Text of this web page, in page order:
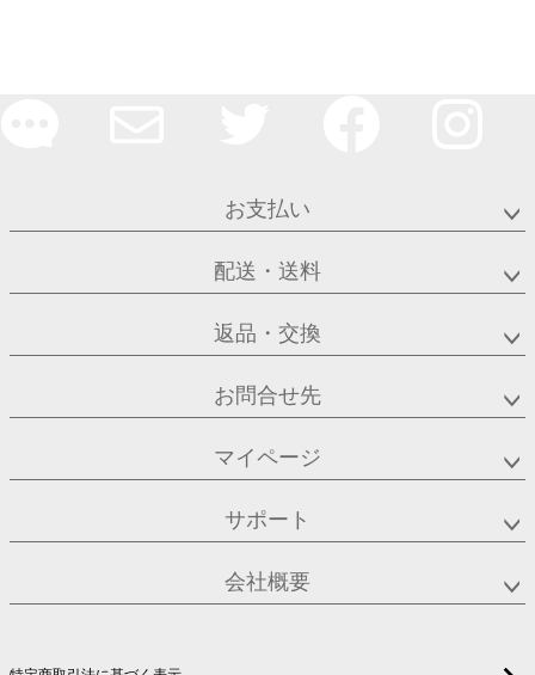
お支払い
配送・送料
返品・交換
お問合せ先
マイページ
サポート
会社概要